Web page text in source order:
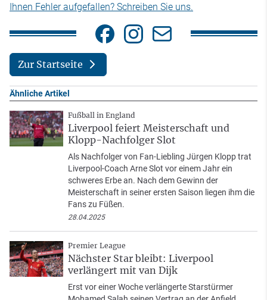
Ihnen Fehler aufgefallen? Schreiben Sie uns.
Zur Startseite
Ähnliche Artikel
Fußball in England
Liverpool feiert Meisterschaft und
Klopp-Nachfolger Slot
Als Nachfolger von Fan-Liebling Jürgen Klopp trat
Liverpool-Coach Arne Slot vor einem Jahr ein
schweres Erbe an. Nach dem Gewinn der
Meisterschaft in seiner ersten Saison liegen ihm die
Fans zu Füßen.
28.04.2025
Premier League
Nächster Star bleibt: Liverpool
verlängert mit van Dijk
Erst vor einer Woche verlängerte Starstürmer